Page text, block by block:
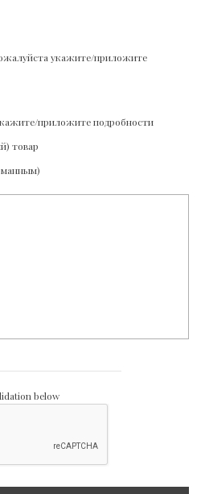
укажите/приложите
приложите подробности
товар
below